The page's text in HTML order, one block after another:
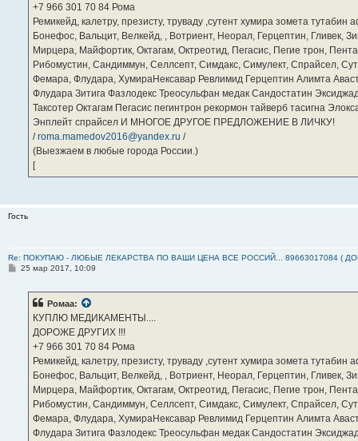
‪+7 966 301 70 84‬ Рома
Ремикейд, калетру, презисту, труваду ,сутент хумира зомета
Бонефос, Вальцит, Велкейд, , Вотриент, Неорал, Герцептин, Гливек,
Мирцера, Майфортик, Октагам, Октреотид, Пегасис, Пегие трон,
Рибомустин, Сандиммун, Селлсепт, Симдакс, Симулект, Спрайсел,
Фемара, Флудара, ХумираНексавар Ревлимид Герцептин Алимта
Флудара Зитига Фазлодекс Треосульфан медак Сандостатин
Таксотер Октагам Пегасис пегинтрон рекормон тайверб тасигна
Энплейт спрайсел И МНОГОЕ ДРУГОЕ ПРЕДЛОЖЕНИЕ В ЛИЧКУ!
/roma.mamedov2016@yandex.ru /
(Выезжаем в любые города России.)
[
Гость
Re: ПОКУПАЮ - ЛЮБЫЕ ЛЕКАРСТВА ПО ВАШИ ЦЕНА ВСЕ РОССИЙ... 89663017084 (
С25 мар 2017, 10:09
Ромаа:
КУПЛЮ МЕДИКАМЕНТЫ....
ДОРОЖЕ ДРУГИХ !!!
‪+7 966 301 70 84‬ Рома
Ремикейд, калетру, презисту, труваду ,сутент хумира зомета
Бонефос, Вальцит, Велкейд, , Вотриент, Неорал, Герцептин, Гливек,
Мирцера, Майфортик, Октагам, Октреотид, Пегасис, Пегие трон,
Рибомустин, Сандиммун, Селлсепт, Симдакс, Симулект, Спрайсел,
Фемара, Флудара, ХумираНексавар Ревлимид Герцептин Алимта
Флудара Зитига Фазлодекс Треосульфан медак Сандостатин